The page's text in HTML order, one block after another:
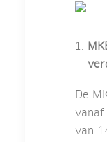
De
vanaf
van